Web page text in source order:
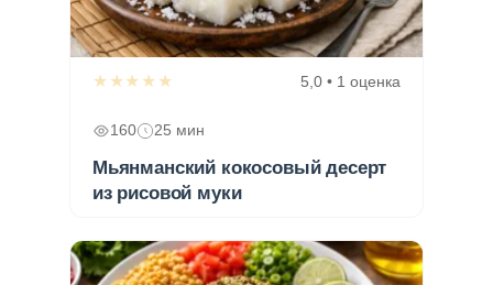
★★★★★ 5,0 • 1 оценка
160 25 мин
Мьянманский кокосовый десерт
из рисовой муки